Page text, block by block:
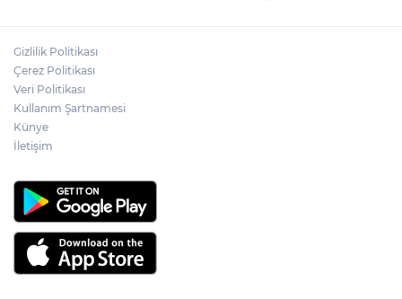
Bakan Yumaklı: "İspanya’da
Gizlilik Politikası
Çerez Politikası
Veri Politikası
Kullanım Şartnamesi
Künye
İletişim